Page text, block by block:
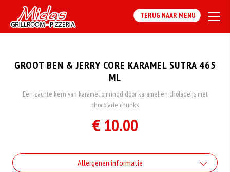
TERUG NAAR MENU
GROOT BEN & JERRY CORE KARAMEL SUTRA 465
ML
Een zachte kern van karamel omringd door karamel en choladeijs met
chocolade chunks
€ 10.00
Allergenen informatie